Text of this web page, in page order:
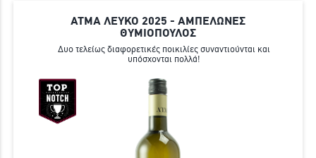
ΑΤΜΑ ΛΕΥΚΟ 2025 - ΑΜΠΕΛΩΝΕΣ
ΘΥΜΙΟΠΟΥΛΟΣ
Δυο τελείως διαφορετικές ποικιλίες συναντιούνται και
υπόσχονται πολλά!